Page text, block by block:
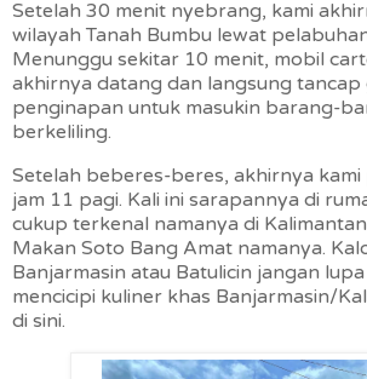
Setelah 30 menit nyebrang, kami
wilayah Tanah Bumbu lewat
Menunggu sekitar 10 menit, mobil
akhirnya datang dan langsung tancap
penginapan untuk masukin barang-
berkeliling.
Setelah beberes-beres, akhirnya
jam 11 pagi. Kali ini sarapannya di
cukup terkenal namanya di
Makan Soto Bang Amat namanya.
Banjarmasin atau Batulicin jangan
mencicipi kuliner khas Banjarmasin/
di sini.